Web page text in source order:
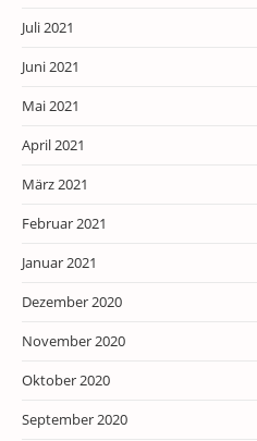
Juli 2021
Juni 2021
Mai 2021
April 2021
März 2021
Februar 2021
Januar 2021
Dezember 2020
November 2020
Oktober 2020
September 2020